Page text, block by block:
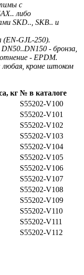
с
либо
SKD.., SKB.. и
(EN-GJL-250).
- бронза,
- EPDM.
любая, кроме штоком
кг № в каталоге
S55202-V100
S55202-V101
S55202-V102
S55202-V103
S55202-V104
S55202-V105
S55202-V106
S55202-V107
S55202-V108
S55202-V109
S55202-V110
S55202-V111
S55202-V112